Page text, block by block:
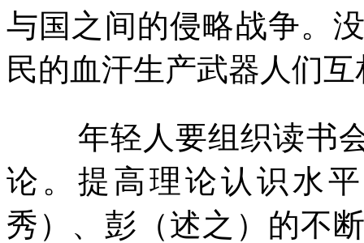
与国之间的侵略战争。
民的血汗生产武器人们
年轻人要组织读书
论。提高理论认识水
秀）、彭（述之）的不